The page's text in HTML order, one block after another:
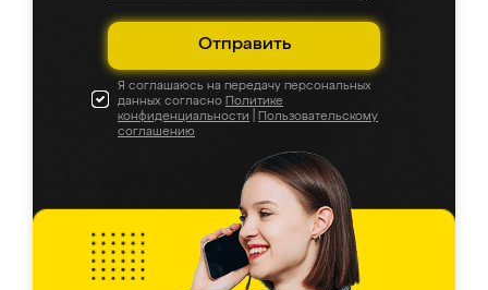
Отправить
Я соглашаюсь на передачу персональных
данных согласно Политике
конфиденциальности
Пользовательскому
соглашению